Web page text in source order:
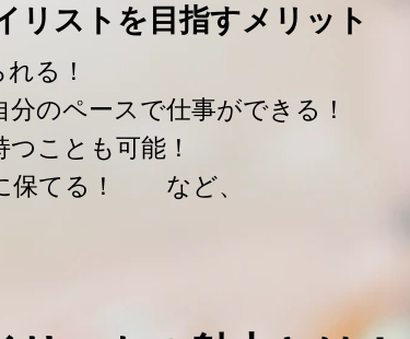
リストを目指すメリット
る！
のペースで仕事ができる！
ことも可能！
保てる！ など、